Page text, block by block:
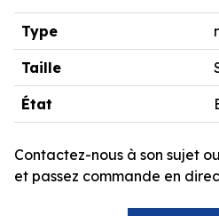
Type
Taille
État
Contactez-nous à son sujet
et passez commande en